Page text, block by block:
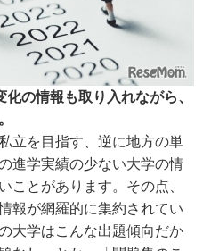
の情報も取り入れながら、
立を目指す、逆に地方の単
進学実績の少ない大学の情
ことがあります。その点、
報が網羅的に集約されてい
大学はこんな出題傾向だか